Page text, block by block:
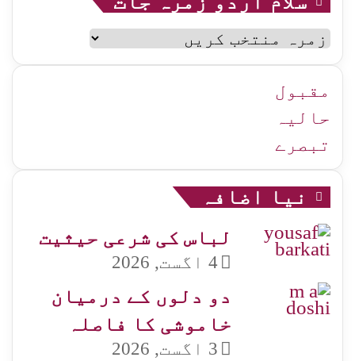
سلام
اردو
زمرہ
جات
مقبول
حالیہ
تبصرے
نیا اضافہ
لباس کی شرعی حیثیت
4 اگست, 2026
دو دلوں کے درمیان
خاموشی کا فاصلہ
3 اگست, 2026